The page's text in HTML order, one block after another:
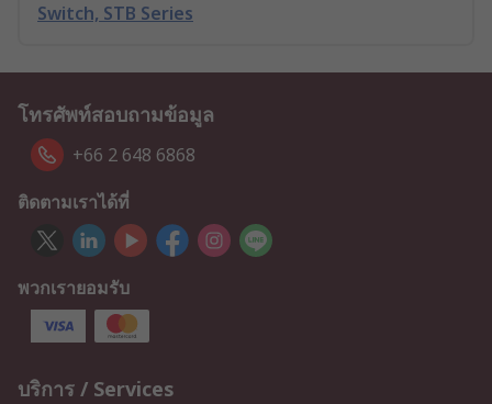
Switch, STB Series
โทรศัพท์สอบถามข้อมูล
+66 2 648 6868
ติดตามเราได้ที่
พวกเรายอมรับ
บริการ / Services